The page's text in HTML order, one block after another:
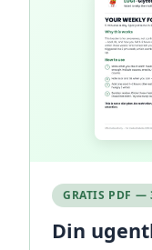
GRATIS PDF —
Din